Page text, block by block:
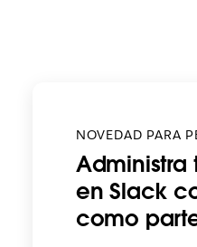
NOVEDAD PARA
Administra
en Slack
como